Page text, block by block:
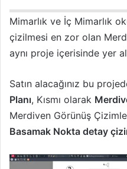
Mimarlık ve İç Mimarlık
çizilmesi en zor olan
aynı proje içerisinde yer
Satın alacağınız bu
Planı, Kısmı olarak
Merdiven Görünüş
Basamak Nokta detay